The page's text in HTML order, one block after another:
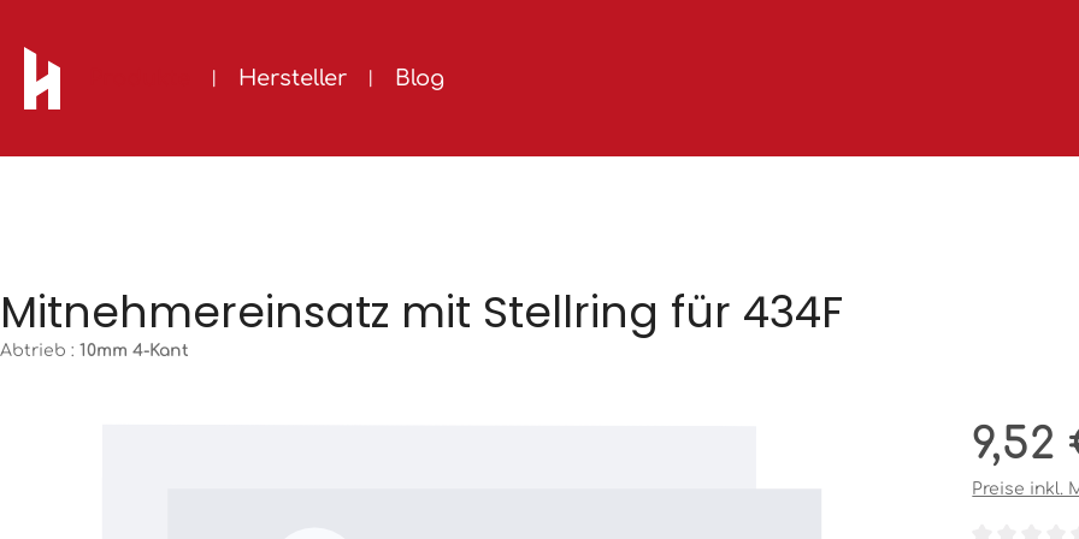
Hersteller Blog
Mitnehmereinsatz mit Stellring für 434F
Abtrieb : 10mm 4-Kant
Regulärer
9,52
Preise inkl.